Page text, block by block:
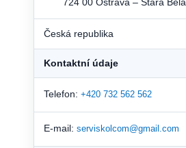
Česká republika
Kontaktní údaje
Telefon: +420 732 562 562
E-mail: serviskolcom@gmail.com